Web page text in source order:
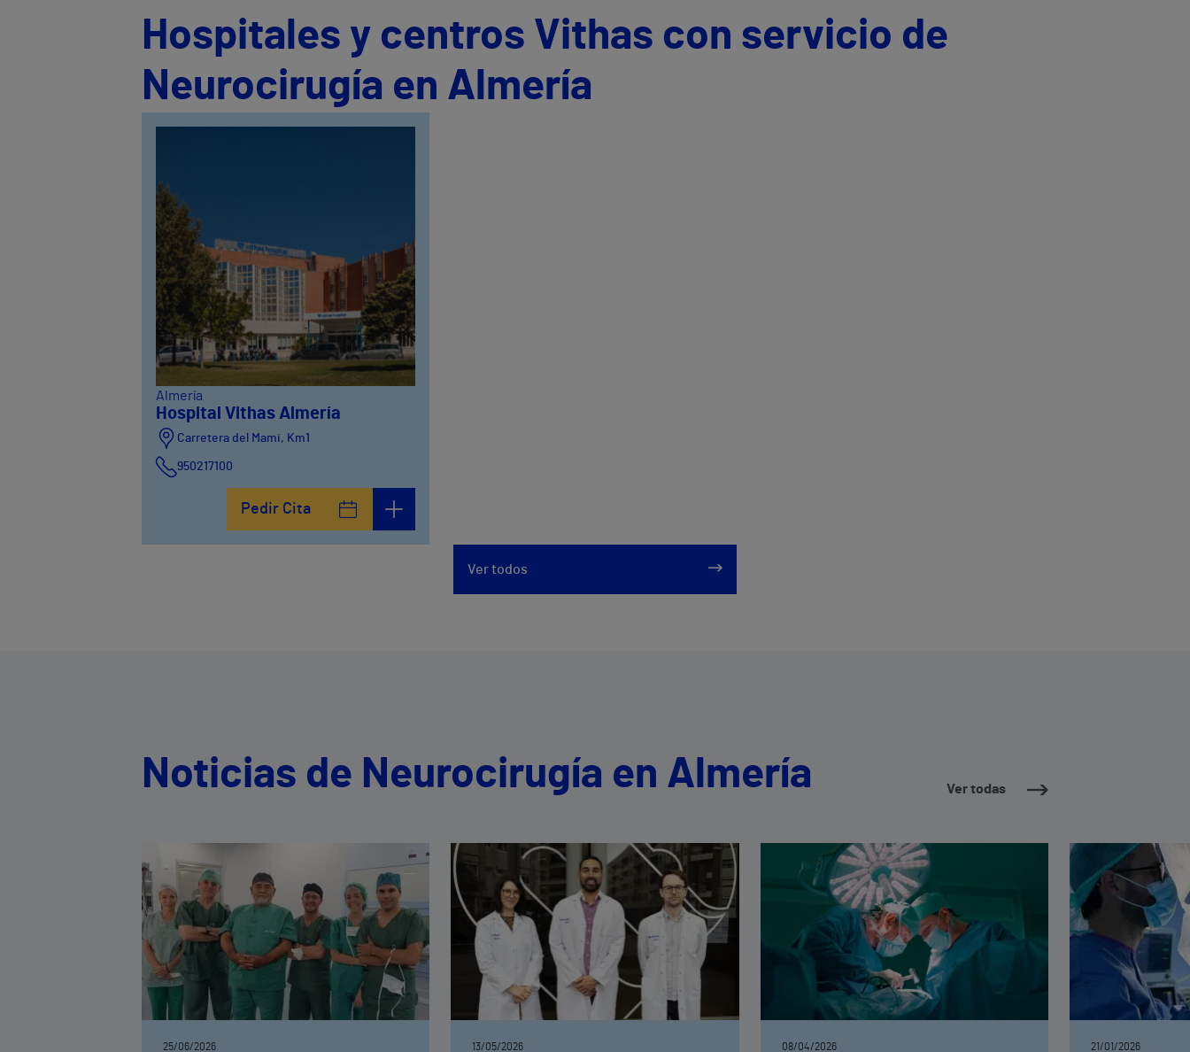
Hospitales y centros Vithas con servicio de
Neurocirugía en Almería
Almería
Hospital Vithas Almería
Carretera del Mami, Km1
950217100
Pedir Cita
Ver todos
Noticias de Neurocirugía en Almería Ver todas
25/06/2026 13/05/2026 08/04/2026 21/01/2026